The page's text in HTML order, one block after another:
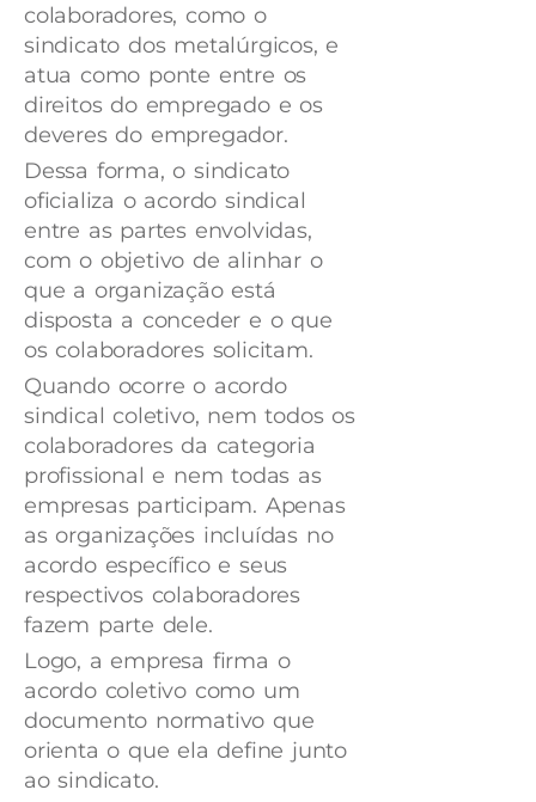
colaboradores, como o
sindicato dos metalúrgicos, e
atua como ponte entre os
direitos do empregado e os
deveres do empregador.
Dessa forma, o sindicato
oficializa o acordo sindical
entre as partes envolvidas,
com o objetivo de alinhar o
que a organização está
disposta a conceder e o que
os colaboradores solicitam.
Quando ocorre o acordo
sindical coletivo, nem todos os
colaboradores da categoria
profissional e nem todas as
empresas participam. Apenas
as organizações incluídas no
acordo específico e seus
respectivos colaboradores
fazem parte dele.
Logo, a empresa firma o
acordo coletivo como um
documento normativo que
orienta o que ela define junto
ao sindicato.